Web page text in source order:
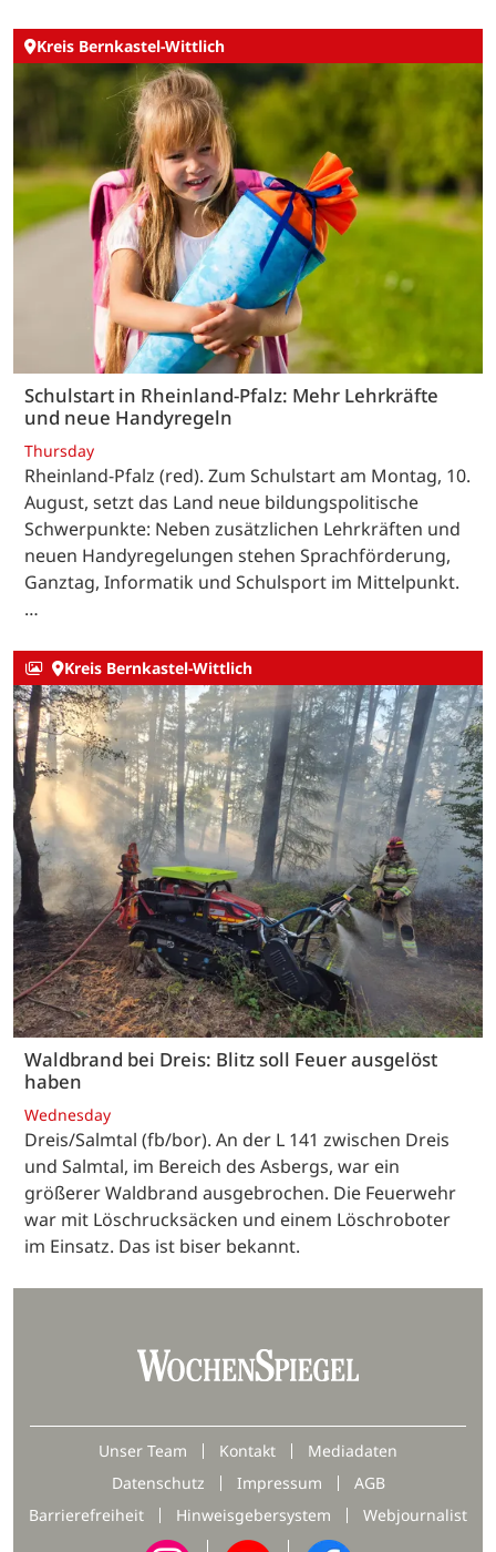
Kreis Bernkastel-Wittlich
Schulstart in Rheinland-Pfalz: Mehr Lehrkräfte
und neue Handyregeln
Thursday
Rheinland-Pfalz (red). Zum Schulstart am Montag, 10.
August, setzt das Land neue bildungspolitische
Schwerpunkte: Neben zusätzlichen Lehrkräften und
neuen Handyregelungen stehen Sprachförderung,
Ganztag, Informatik und Schulsport im Mittelpunkt.
…
Kreis Bernkastel-Wittlich
Waldbrand bei Dreis: Blitz soll Feuer ausgelöst
haben
Wednesday
Dreis/Salmtal (fb/bor). An der L 141 zwischen Dreis
und Salmtal, im Bereich des Asbergs, war ein
größerer Waldbrand ausgebrochen. Die Feuerwehr
war mit Löschrucksäcken und einem Löschroboter
im Einsatz. Das ist biser bekannt.
Unser Team Kontakt
Mediadaten
Datenschutz
Impressum
AGB
Barrierefreiheit
Hinweisgebersystem Webjournalist